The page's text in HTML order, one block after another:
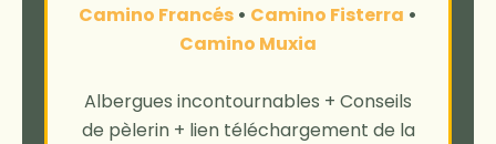
Camino Francés • Camino Fisterra •
Camino Muxia
Albergues incontournables + Conseils
de pèlerin + lien téléchargement de la